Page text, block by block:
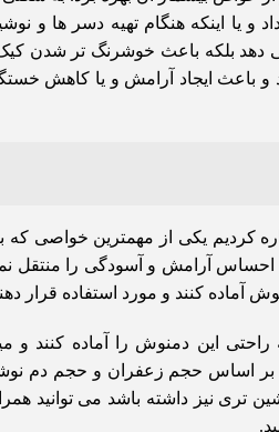
و یا اینکه هنگام تهیه دسر ها و
دهد بلکه باعث خوشرنگ تر شدن
و باعث ایجاد آرامش و یا کاهش
کردیم یکی از مهمترین خواصی که
آرامش و آسودگی را منتقل
آماده کنند و مورد استفاده قرار
این دمنوش را آماده کنند و
اساس حجم زعفران و حجم دم
تری نیز داشته باشد می توانید